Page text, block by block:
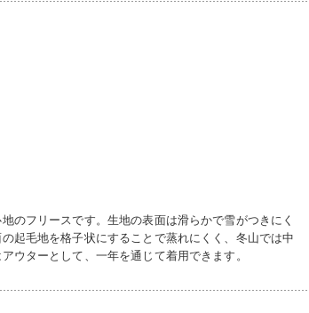
のフリースです。生地の表面は滑らかで雪がつきにく
起毛地を格子状にすることで蒸れにくく、冬山では中
ウターとして、一年を通じて着用できます。